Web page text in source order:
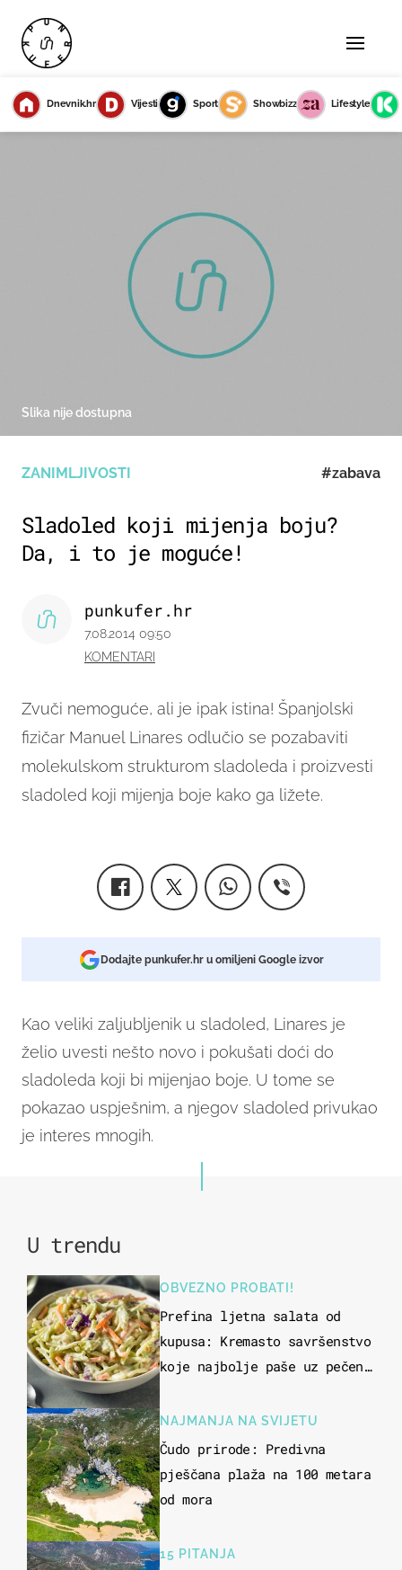
Dnevnik.hr Vijesti Sport Showbizz Lifestyle
ZANIMLJIVOSTI #zabava
Sladoled koji mijenja boju?
Da, i to je moguće!
Zvuči nemoguće, ali je ipak istina! Španjolski
fizičar Manuel Linares odlučio se pozabaviti
molekulskom strukturom sladoleda i proizvesti
sladoled koji mijenja boje kako ga ližete.
punkufer.hr
7.08.2014 09:50
KOMENTARI
Slika nije dostupna
Dodajte punkufer.hr u omiljeni Google izvor
Kao veliki zaljubljenik u sladoled, Linares je
želio uvesti nešto novo i pokušati doći do
sladoleda koji bi mijenjao boje. U tome se
pokazao uspješnim, a njegov sladoled privukao
je interes mnogih.
U trendu
OBVEZNO PROBATI!
Prefina ljetna salata od
kupusa: Kremasto savršenstvo
koje najbolje paše uz pečeno
NAJMANJA NA SVIJETU
Čudo prirode: Predivna
pješčana plaža na 100 metara
od mora
15 PITANJA